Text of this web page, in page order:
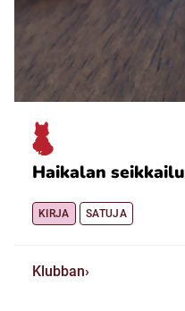
Haikalan seikkailu
KIRJA SATUJA
Klubban